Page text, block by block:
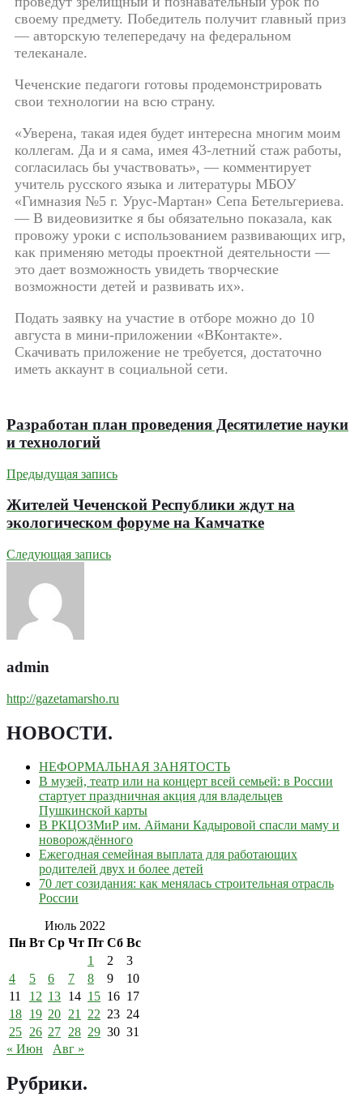
своему предмету. Победитель получит главный приз
— авторскую телепередачу на федеральном
телеканале.
Чеченские педагоги готовы продемонстрировать
свои технологии на всю страну.
«Уверена, такая идея будет интересна многим моим
коллегам. Да и я сама, имея 43-летний стаж работы,
согласилась бы участвовать», — комментирует
учитель русского языка и литературы МБОУ
«Гимназия №5 г. Урус-Мартан» Сепа Бетельгериева.
— В видеовизитке я бы обязательно показала, как
провожу уроки с использованием развивающих игр,
как применяю методы проектной деятельности —
это дает возможность увидеть творческие
возможности детей и развивать их».
Подать заявку на участие в отборе можно до 10
августа в мини-приложении «ВКонтакте».
Скачивать приложение не требуется, достаточно
иметь аккаунт в социальной сети.
Разработан план проведения Десятилетие науки
и технологий
Предыдущая запись
Жителей Чеченской Республики ждут на
экологическом форуме на Камчатке
Следующая запись
admin
http://gazetamarsho.ru
НОВОСТИ.
НЕФОРМАЛЬНАЯ ЗАНЯТОСТЬ
В музей, театр или на концерт всей семьей: в России
стартует праздничная акция для владельцев
Пушкинской карты
В РКЦОЗМиР им. Аймани Кадыровой спасли маму и
новорождённого
Ежегодная семейная выплата для работающих
родителей двух и более детей
70 лет созидания: как менялась строительная отрасль
России
Июль 2022
Пн Вт Ср Чт Пт Сб Вс
1
2
3
4
5 6 7 8 9
10
11
12 13 14 15 16 17
18 19 20 21 22 23 24
25 26 27 28 29 30 31
« Июн
Авг »
Рубрики.